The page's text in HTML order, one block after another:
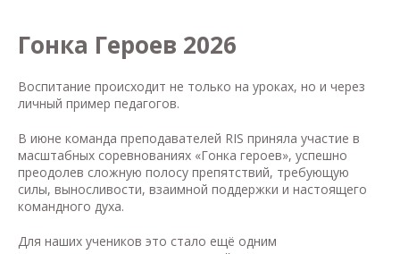
Гонка Героев 2026
Воспитание происходит не только на уроках, но и через
личный пример педагогов.
В июне команда преподавателей RIS приняла участие в
масштабных соревнованиях «Гонка героев», успешно
преодолев сложную полосу препятствий, требующую
силы, выносливости, взаимной поддержки и настоящего
командного духа.
Для наших учеников это стало ещё одним